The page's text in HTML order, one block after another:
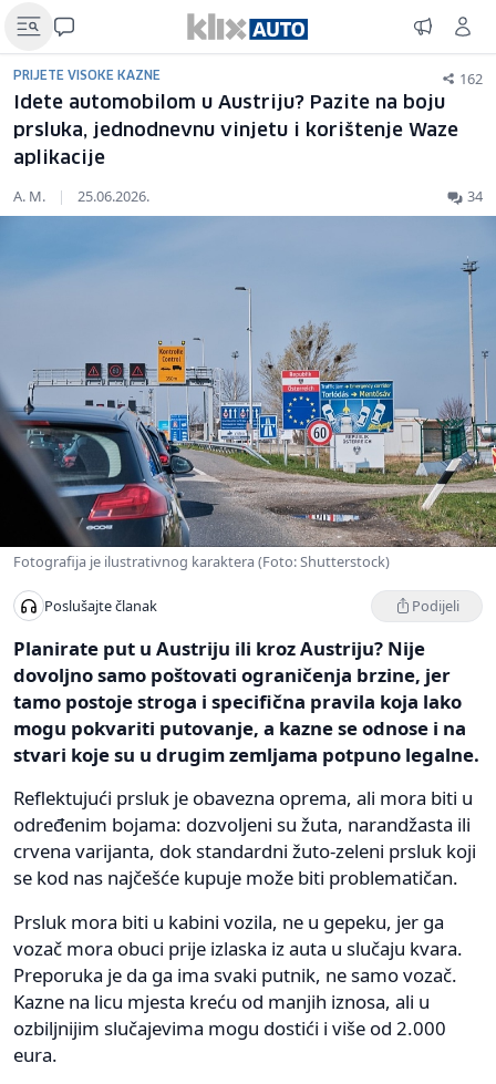
PRIJETE VISOKE KAZNE 162
Idete automobilom u Austriju? Pazite na boju
prsluka, jednodnevnu vinjetu i korištenje Waze
aplikacije
A. M. | 25.06.2026. 34
Fotografija je ilustrativnog karaktera (Foto: Shutterstock)
Poslušajte članak Podijeli
Planirate put u Austriju ili kroz Austriju? Nije
dovoljno samo poštovati ograničenja brzine, jer
tamo postoje stroga i specifična pravila koja lako
mogu pokvariti putovanje, a kazne se odnose i na
stvari koje su u drugim zemljama potpuno legalne.
Reflektujući prsluk je obavezna oprema, ali mora biti u
određenim bojama: dozvoljeni su žuta, narandžasta ili
crvena varijanta, dok standardni žuto-zeleni prsluk koji
se kod nas najčešće kupuje može biti problematičan.
Prsluk mora biti u kabini vozila, ne u gepeku, jer ga
vozač mora obuci prije izlaska iz auta u slučaju kvara.
Preporuka je da ga ima svaki putnik, ne samo vozač.
Kazne na licu mjesta kreću od manjih iznosa, ali u
ozbiljnijim slučajevima mogu dostići i više od 2.000
eura.